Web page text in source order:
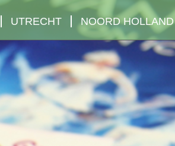
UTRECHT NOORD HOLLAND